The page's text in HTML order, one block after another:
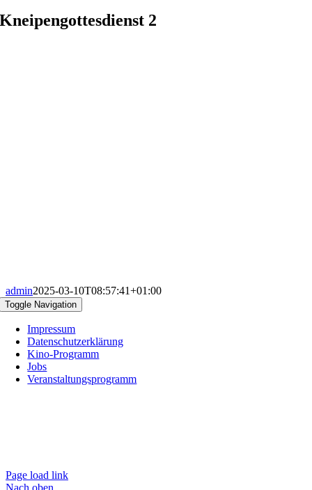
Kneipengottesdienst 2
admin2025-03-10T08:57:41+01:00
Toggle Navigation
Impressum
Datenschutzerklärung
Kino-Programm
Jobs
Veranstaltungsprogramm
Page load link
Nach oben